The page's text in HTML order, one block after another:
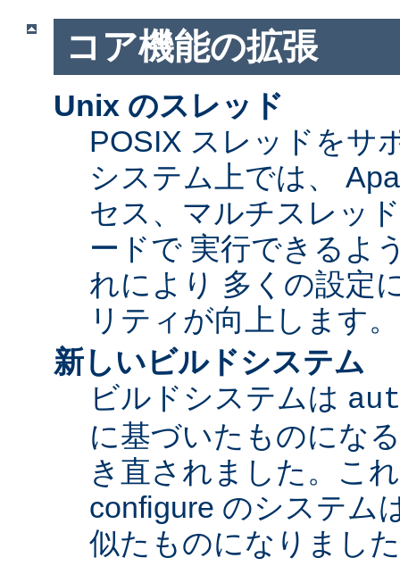
コア機能の拡張
Unix のスレッド
POSIX スレッドをサ
システム上では、
セス、マルチスレッ
ードで 実行できるよ
れにより 多くの設定
リティが向上します。
新しいビルドシステム
ビルドシステムは
に基づいたものにな
き直されました。こ
configure のシステム
似たものになりまし